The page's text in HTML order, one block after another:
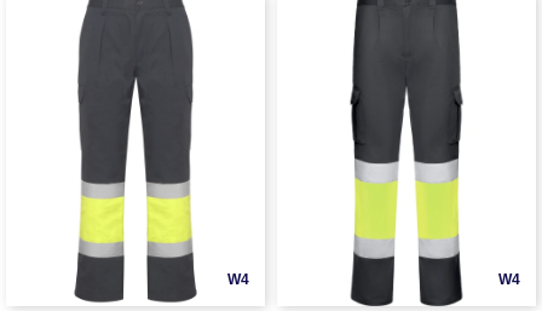
W4 W4